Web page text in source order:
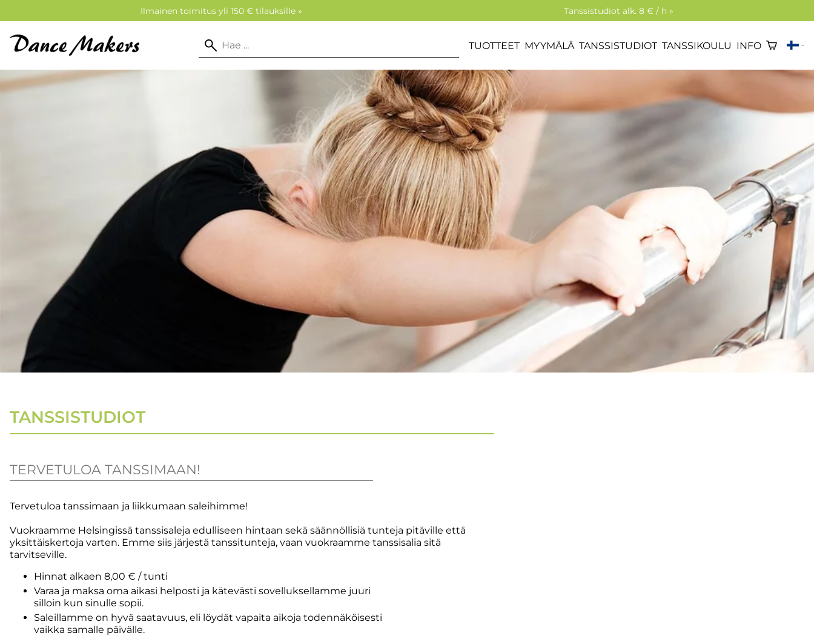
Ilmainen toimitus yli 150 € tilauksille » Tanssistudiot alk. 8 € / h »
TUOTTEET MYYMÄLÄ TANSSISTUDIOT TANSSIKOULU INFO
TANSSISTUDIOT
TERVETULOA TANSSIMAAN!
Tervetuloa tanssimaan ja liikkumaan saleihimme!
Vuokraamme Helsingissä tanssisaleja edulliseen hintaan sekä säännöllisiä tunteja pitäville että
yksittäiskertoja varten. Emme siis järjestä tanssitunteja, vaan vuokraamme tanssisalia sitä
tarvitseville.
Hinnat alkaen 8,00 € / tunti
Varaa ja maksa oma aikasi helposti ja kätevästi sovelluksellamme juuri
silloin kun sinulle sopii.
Saleillamme on hyvä saatavuus, eli löydät vapaita aikoja todennäköisesti
vaikka samalle päivälle.